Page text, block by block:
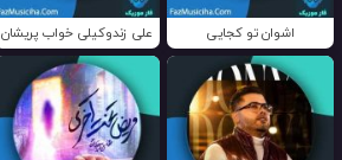
اشوان تو کجایی علی زندوکیلی خواب پریشان